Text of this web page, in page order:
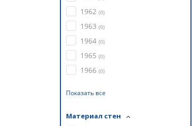
1962 (0)
1963 (0)
1964 (0)
1965 (0)
1966 (0)
Показать все
Материал стен